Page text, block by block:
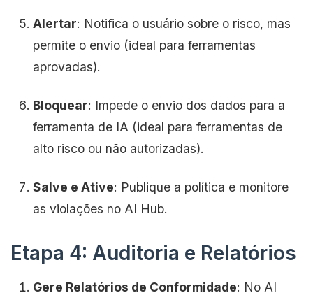
Alertar: Notifica o usuário sobre o risco, mas
permite o envio (ideal para ferramentas
aprovadas).
Bloquear: Impede o envio dos dados para a
ferramenta de IA (ideal para ferramentas de
alto risco ou não autorizadas).
Salve e Ative: Publique a política e monitore
as violações no AI Hub.
Etapa 4: Auditoria e Relatórios
Gere Relatórios de Conformidade: No AI